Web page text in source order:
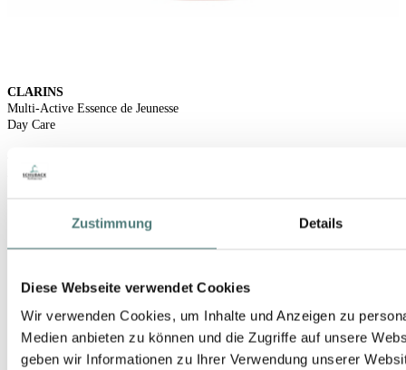
Zustimmung Details
Diese Webseite verwendet Cookies
Wir verwenden Cookies, um Inhalte und Anzeigen zu
Medien anbieten zu können und die Zugriffe auf unsere
geben wir Informationen zu Ihrer Verwendung unserer
CLARINS
Multi-Active Essence de Jeunesse
Day Care
200 ml (22,50 € / 100 ml)